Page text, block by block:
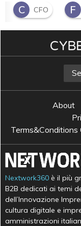
C
CFO F
About
Terms&Conditions
Nextwork360 è il più
B2B dedicati ai temi
dell’Innovazione
cultura digitale e
amministrazioni